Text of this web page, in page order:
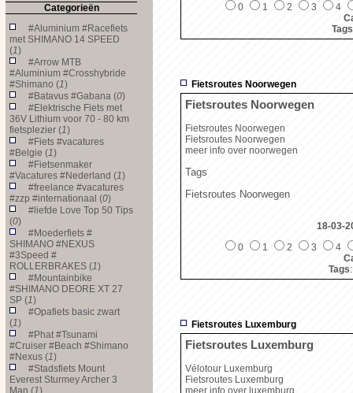
Categorieën
#Aluminium #Racefiets
met SHIMANO 14 SPEED
(1)
#Arrow MTB
#Aluminium #Crosshybride
#Shimano (1)
#Batavus #Gabana (0)
#Elektrische Fiets met
36V Lithium voor 70 - 80 km
fietsplezier (1)
#Fiets #vacatures
#Belgie (1)
#Fietsenmaker
#Vacatures #Nederland (1)
#freelance #vacatures
#zzp #internationaal (0)
#liefde Love Top 50 Tips
(0)
#Moederfiets #
SHIMANO #NEXUS
#3Speed #
ROLLERBRAKES (1)
#Mountainbike
#SHIMANO DEORE XT 27
SP (1)
#Opafiets basic zwart
(1)
#Phat #Tsunami
#Cruiser #Beach #Shimano
#Nexus (1)
#Stadsfiets Mount
Everest Sturmey Archer 3
Man (1)
0
1 2 3
4
Tags
Fietsroutes Noorwegen
Fietsroutes Noorwegen
Fietsroutes Noorwegen
Fietsroutes Noorwegen
meer info over noorwegen
Tags
Fietsroutes Noorwegen
18-03-
0
1 2 3
4
Tags
Fietsroutes Luxemburg
Fietsroutes Luxemburg
Vélotour Luxemburg
Fietsroutes Luxemburg
meer info over luxemburg